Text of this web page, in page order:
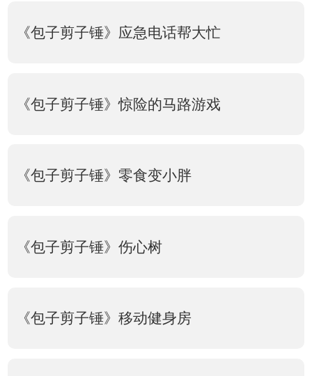
《包子剪子锤》应急电话帮大忙
《包子剪子锤》惊险的马路游戏
《包子剪子锤》零食变小胖
《包子剪子锤》伤心树
《包子剪子锤》移动健身房